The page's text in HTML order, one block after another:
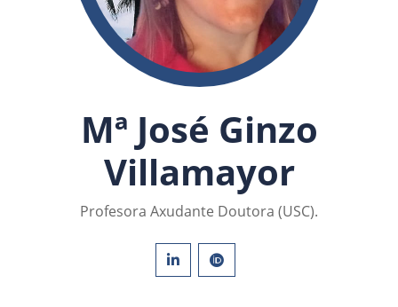
Mª José Ginzo
Villamayor
Profesora Axudante Doutora (USC).